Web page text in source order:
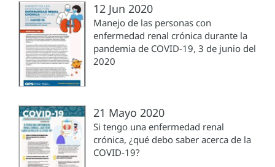
12 Jun 2020
Manejo de las personas con
enfermedad renal crónica durante la
pandemia de COVID-19, 3 de junio del
2020
21 Mayo 2020
Si tengo una enfermedad renal
crónica, ¿qué debo saber acerca de la
COVID-19?